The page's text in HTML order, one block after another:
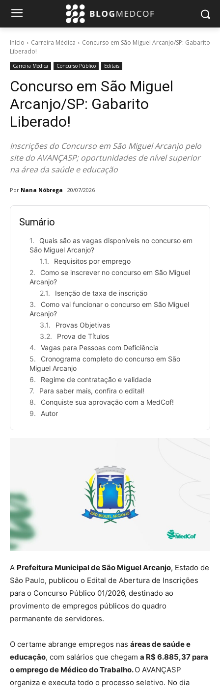
Início Carreira Médica
Concurso em São Miguel Arcanjo/SP: Gabarito
Liberado!
Carreira Médica Concurso Público Editais
Concurso em São Miguel
Arcanjo/SP: Gabarito
Liberado!
Inscrições do Concurso em São Miguel Arcanjo pelo
site do AVANÇASP; oportunidades de nível superior
na área da saúde e educação
Por Nana Nóbrega 20/07/2026
Sumário
Quais são as vagas disponíveis no concurso em
São Miguel Arcanjo?
Requisitos por emprego
Como se inscrever no concurso em São Miguel
Arcanjo?
Isenção de taxa de inscrição
Como vai funcionar o concurso em São Miguel
Arcanjo?
Provas Objetivas
Prova de Títulos
Vagas para Pessoas com Deficiência
Cronograma completo do concurso em São
Miguel Arcanjo
Regime de contratação e validade
Para saber mais, confira o edital!
Conquiste sua aprovação com a MedCof!
Autor
A Prefeitura Municipal de São Miguel Arcanjo, Estado de
São Paulo, publicou o Edital de Abertura de Inscrições
para o Concurso Público 01/2026, destinado ao
provimento de empregos públicos do quadro
permanente de servidores.
O certame abrange empregos nas áreas de saúde e
educação, com salários que chegam a R$ 6.885,37 para
o emprego de Médico do Trabalho.O AVANÇASP
organiza e executa todo o processo seletivo. No dia